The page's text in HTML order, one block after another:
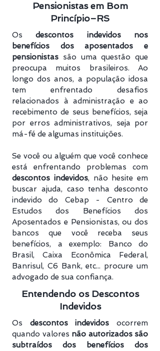
Pensionistas em Bom
Princípio–RS
Osdescontos indevidos nos
benefícios dos aposentados e
pensionistas são uma questão que
preocupa muitos brasileiros. Ao
longo dos anos, a população idosa
tem enfrentado desafios
relacionados à administração e ao
recebimento de seus benefícios, seja
por erros administrativos, seja por
má-fé de algumas instituições.
Se você ou alguém que você conhece
está enfrentando problemas com
descontos indevidos, não hesite em
buscar ajuda, caso tenha desconto
indevido do Cebap - Centro de
Estudos dos Benefícios dos
Aposentados e Pensionistas, ou dos
bancos que você receba seus
benefícios, a exemplo: Banco do
Brasil, Caixa Econômica Federal,
Banrisul, C6 Bank, etc... procure um
advogado de sua confiança.
Entendendo os Descontos
Indevidos
Os descontos indevidos ocorrem
quando valores não autorizados são
subtraídos dos benefícios dos